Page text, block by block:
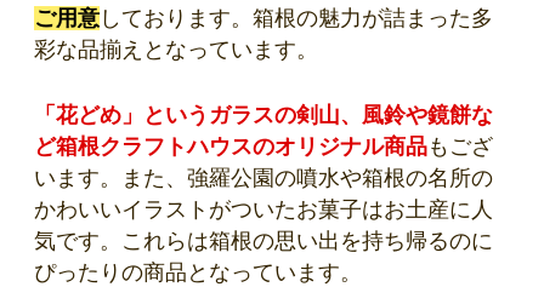
ご用意 しております。箱根の魅力が詰まった多
彩な品揃えとなっています。
「花どめ」というガラスの剣山、風鈴や鏡餅な
ど箱根クラフトハウスのオリジナル商品もござ
います。また、強羅公園の噴水や箱根の名所の
かわいいイラストがついたお菓子はお土産に人
気です。これらは箱根の思い出を持ち帰るのに
ぴったりの商品となっています。